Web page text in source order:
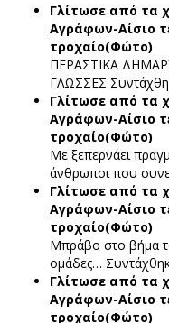
Γλίτωσε από τα
Αγράφων-Αίσιο
τροχαίο(Φώτο)
ΠΕΡΑΣΤΙΚΑ
ΓΛΩΣΣΕΣ
Γλίτωσε από τα
Αγράφων-Αίσιο
τροχαίο(Φώτο)
Με ξεπερνάει
άνθρωποι που
Γλίτωσε από τα
Αγράφων-Αίσιο
τροχαίο(Φώτο)
Μπράβο στο βήμα
ομάδες…
Γλίτωσε από τα
Αγράφων-Αίσιο
τροχαίο(Φώτο)